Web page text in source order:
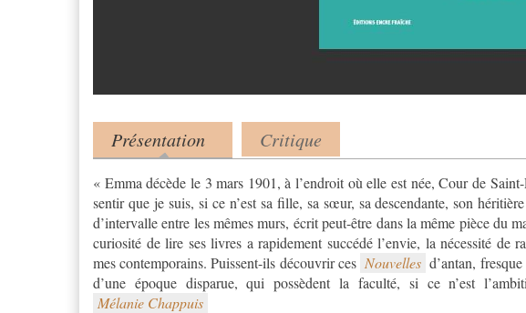
Product tabs
Présentation
(onglet actif)
Critique
« Emma décède le 3 mars 1901, à l’endroit où elle est née, Cour de
sentir que je suis, si ce n’est sa fille, sa sœur, sa descendante, son
d’intervalle entre les mêmes murs, écrit peut-être dans la même pièce du
curiosité de lire ses livres a rapidement succédé l’envie, la nécessité de
mes contemporains. Puissent-ils découvrir ces Nouvelles d’antan,
d’une époque disparue, qui possèdent la faculté, si ce n’est
Mélanie Chappuis